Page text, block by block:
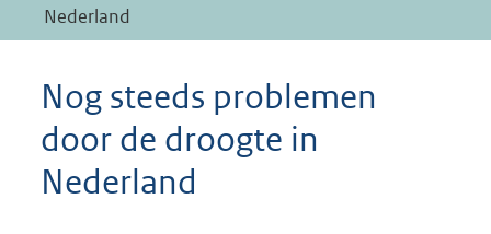
Nederland
Nog steeds problemen
door de droogte in
Nederland